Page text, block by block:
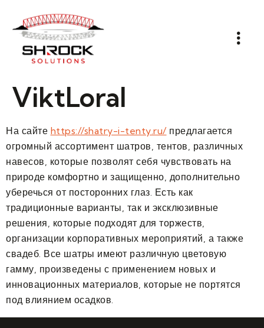
ViktLoral
На сайте https://shatry-i-tenty.ru/предлагается
огромный ассортимент шатров, тентов, различных
навесов, которые позволят себя чувствовать на
природе комфортно и защищенно, дополнительно
уберечься от посторонних глаз. Есть как
традиционные варианты, так и эксклюзивные
решения, которые подходят для торжеств,
организации корпоративных мероприятий, а также
свадеб. Все шатры имеют различную цветовую
гамму, произведены с применением новых и
инновационных материалов, которые не портятся
под влиянием осадков.